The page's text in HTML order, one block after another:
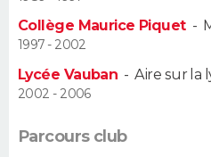
Alimentation
Guide de la santé
Maladies
Médicaments
Sommeil
VOYAGE
Destinations
City break
Voyage nature
Voyage de noces
Forum
Climat
+
PHOTO
Collège Maurice Piquet-
1997 - 2002
Lycée Vauban -Aire sur la
2002 - 2006
Parcours club